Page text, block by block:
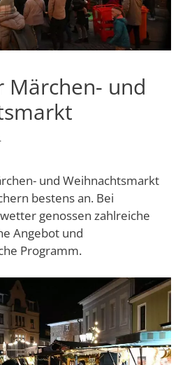
Märchen- und
und Weihnachtsmarkt
bestens an. Bei
genossen zahlreiche
Angebot und
Programm.